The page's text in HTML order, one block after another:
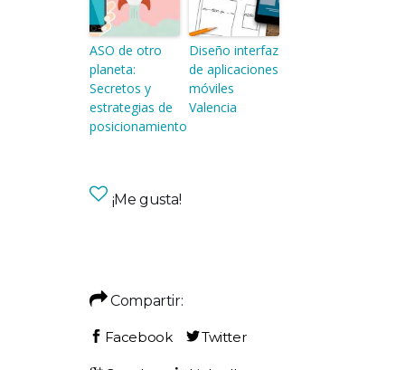
ASO de otro
planeta:
Secretos y
estrategias de
posicionamiento
Diseño interfaz
de aplicaciones
móviles
Valencia
¡Me gusta!
Compartir: